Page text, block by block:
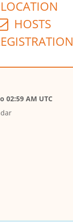
HOSTS
02:59 AM UTC